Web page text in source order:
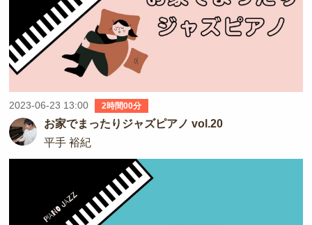
2023-06-23 13:00 2時間00分
お家でまったりジャズピアノ vol.20
平手 裕紀